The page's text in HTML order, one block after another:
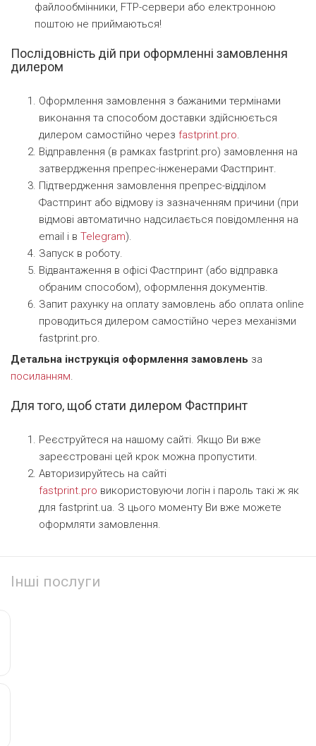
файлообмінники, FTP-сервери або електронною
поштою не приймаються!
Послідовність дій при оформленні замовлення
дилером
Оформлення замовлення з бажаними термінами
виконання та способом доставки здійснюється
дилером самостійно через fastprint.pro.
Відправлення (в рамках fastprint.pro) замовлення на
затвердження препрес-інженерами Фастпринт.
Підтвердження замовлення препрес-відділом
Фастпринт або відмову із зазначенням причини (при
відмові автоматично надсилається повідомлення на
email і в Telegram).
Запуск в роботу.
Відвантаження в офісі Фастпринт (або відправка
обраним способом), оформлення документів.
Запит рахунку на оплату замовлень або оплата online
проводиться дилером самостійно через механізми
fastprint.pro.
Детальна інструкція оформлення замовлень за
посиланням.
Для того, щоб стати дилером Фастпринт
Реєструйтеся на нашому сайті. Якщо Ви вже
зареєстровані цей крок можна пропустити.
Авторизируйтесь на сайті
fastprint.pro використовуючи логін і пароль такі ж як
для fastprint.ua. З цього моменту Ви вже можете
оформляти замовлення.
Інші послуги